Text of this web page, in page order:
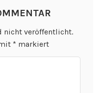
nicht veröffentlicht.
* markiert